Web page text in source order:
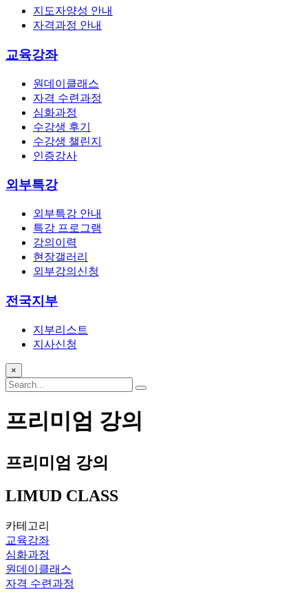
지도자양성 안내
자격과정 안내
교육강좌
원데이클래스
자격 수련과정
심화과정
수강생 후기
수강생 챌린지
인증강사
외부특강
외부특강 안내
특강 프로그램
강의이력
현장갤러리
외부강의신청
전국지부
지부리스트
지사신청
×
프리미엄 강의
프리미엄 강의
LIMUD CLASS
카테고리
교육강좌
심화과정
원데이클래스
자격 수련과정